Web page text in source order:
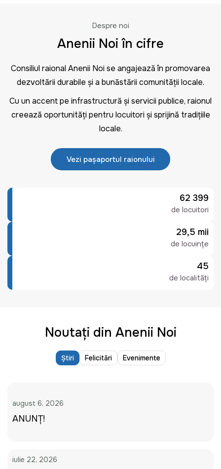
Despre noi
Anenii Noi în cifre
Consiliul raional Anenii Noi se angajează în promovarea
dezvoltării durabile și a bunăstării comunității locale.
Cu un accent pe infrastructură și servicii publice, raionul
creează oportunități pentru locuitori și sprijină tradițiile
locale.
Vezi pașaportul raionului
62 399
de locuitori
29,5 mii
de locuințe
45
de localități
Noutați din Anenii Noi
Știri Felicitări Evenimente
august 6, 2026
ANUNȚ!
iulie 22, 2026